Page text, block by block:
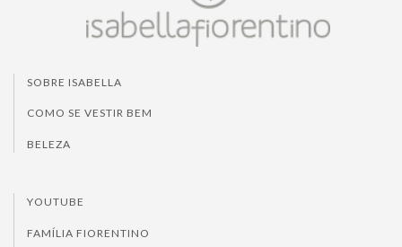
SOBRE ISABELLA
COMO SE VESTIR BEM
BELEZA
YOUTUBE
FAMÍLIA FIORENTINO